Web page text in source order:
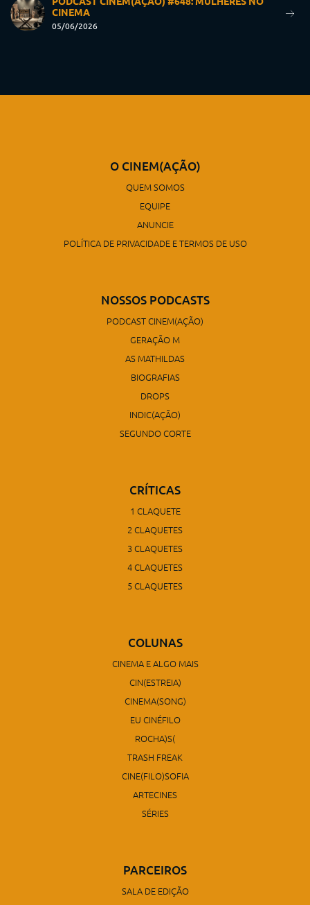
CINEMA
05/06/2026
O CINEM(AÇÃO)
QUEM SOMOS
EQUIPE
ANUNCIE
POLÍTICA DE PRIVACIDADE E TERMOS DE USO
NOSSOS PODCASTS
PODCAST CINEM(AÇÃO)
GERAÇÃO M
AS MATHILDAS
BIOGRAFIAS
DROPS
INDIC(AÇÃO)
SEGUNDO CORTE
CRÍTICAS
1 CLAQUETE
2 CLAQUETES
3 CLAQUETES
4 CLAQUETES
5 CLAQUETES
COLUNAS
CINEMA E ALGO MAIS
CIN(ESTREIA)
CINEMA(SONG)
EU CINÉFILO
ROCHA)S(
TRASH FREAK
CINE(FILO)SOFIA
ARTECINES
SÉRIES
PARCEIROS
SALA DE EDIÇÃO